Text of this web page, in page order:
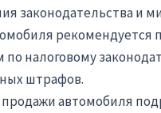
законодательства и
рекомендуется
налоговому
штрафов.
автомобиля